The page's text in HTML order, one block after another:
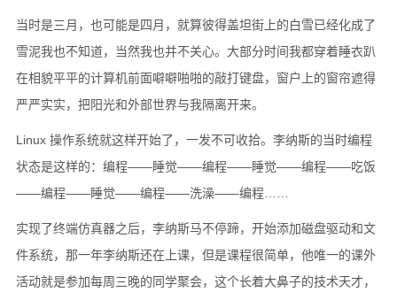
当时是三月，也可能是四月，就算彼得盖坦街上的白雪已经化成了
雪泥我也不知道，当然我也并不关心。大部分时间我都穿着睡衣趴
在相貌平平的计算机前面噼噼啪啪的敲打键盘，窗户上的窗帘遮得
严严实实，把阳光和外部世界与我隔离开来。
Linux 操作系统就这样开始了，一发不可收拾。李纳斯的当时编程
状态是这样的：编程――睡觉――编程――睡觉――编程――吃饭
――编程――睡觉――编程――洗澡――编程……
实现了终端仿真器之后，李纳斯马不停蹄，开始添加磁盘驱动和文
件系统，那一年李纳斯还在上课，但是课程很简单，他唯一的课外
活动就是参加每周三晚的同学聚会，这个长着大鼻子的技术天才，